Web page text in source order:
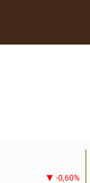
-0,60%